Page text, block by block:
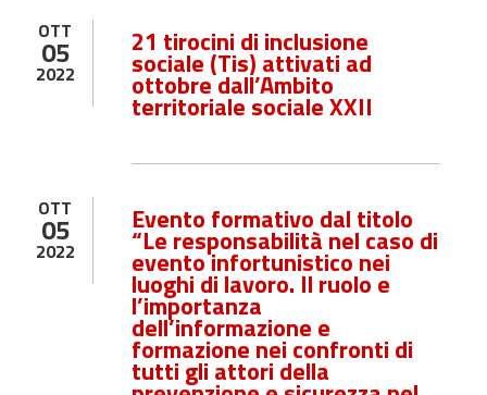
OTT
05
2022
21 tirocini di inclusione
sociale (Tis) attivati ad
ottobre dall’Ambito
territoriale sociale XXII
OTT
05
2022
Evento formativo dal titolo
“Le responsabilità nel caso di
evento infortunistico nei
luoghi di lavoro. Il ruolo e
l’importanza
dell’informazione e
formazione nei confronti di
tutti gli attori della